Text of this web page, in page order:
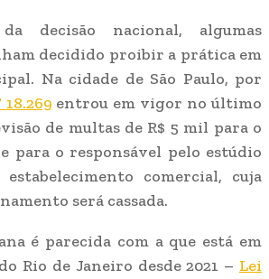
decisão nacional, algumas
decidido proibir a prática em
Na cidade de São Paulo, por
18.269 entrou em vigor no último
de multas de R$ 5 mil para o
para o responsável pelo estúdio
comercial, cuja
será cassada.
é parecida com a que está em
Rio de Janeiro desde 2021 – Lei